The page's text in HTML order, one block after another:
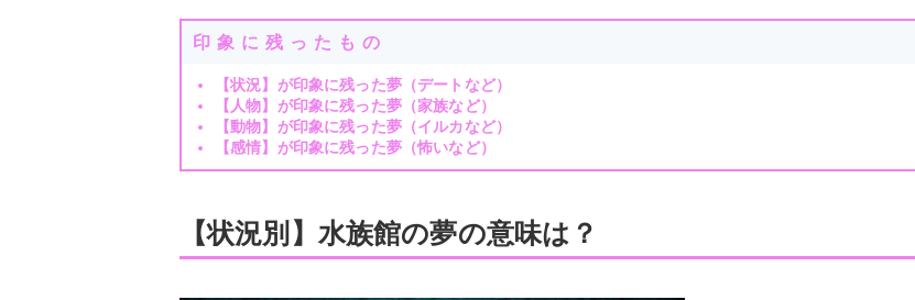
印象に残ったもの
【状況】が印象に残った夢（デートなど）
【人物】が印象に残った夢（家族など）
【動物】が印象に残った夢（イルカなど）
【感情】が印象に残った夢（怖いなど）
【状況別】水族館の夢の意味は？